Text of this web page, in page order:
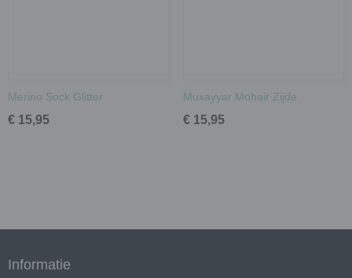
Merino Sock Glitter
€ 15,95
Muxayyar Mohair Zijde
€ 15,95
Informatie